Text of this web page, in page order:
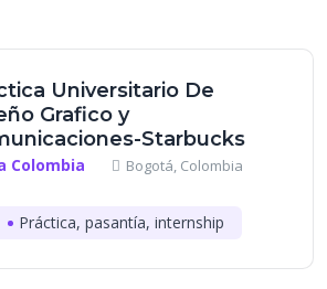
Universitario De
Grafico y
Starbucks
Colombia Bogotá, Colombia
Práctica, pasantía, internship